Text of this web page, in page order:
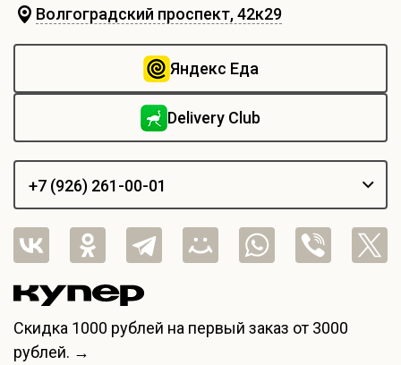
Волгоградский проспект, 42к29
Яндекс Еда
Delivery Club
+7 (926) 261-00-01
Скидка 1000 рублей на первый заказ от 3000
рублей. →